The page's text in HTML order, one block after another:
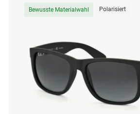
Bewusste Materialwahl Polarisiert